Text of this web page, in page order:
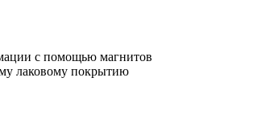
с помощью магнитов
лаковому покрытию